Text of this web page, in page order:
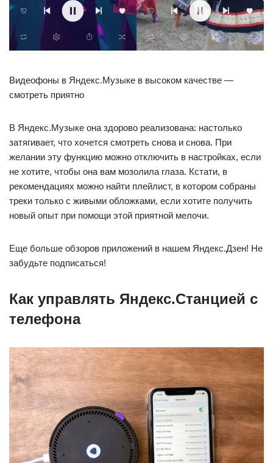
Видеофоны в Яндекс.Музыке в высоком качестве —
смотреть приятно
В Яндекс.Музыке она здорово реализована: настолько
затягивает, что хочется смотреть снова и снова. При
желании эту функцию можно отключить в настройках, если
не хотите, чтобы она вам мозолила глаза. Кстати, в
рекомендациях можно найти плейлист, в котором собраны
треки только с живыми обложками, если хотите получить
новый опыт при помощи этой приятной мелочи.
Еще больше обзоров приложений в нашем Яндекс.Дзен! Не
забудьте подписаться!
Как управлять Яндекс.Станцией с
телефона